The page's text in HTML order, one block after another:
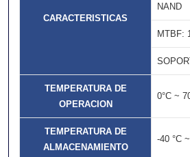
CARACTERISTICAS
NAND
MTBF:
TEMPERATURA DE
OPERACION
0°C ~
TEMPERATURA DE
ALMACENAMIENTO
-40 °C